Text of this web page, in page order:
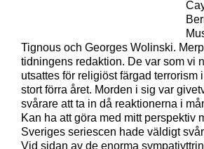
Tignous och Georges Wolinski.
tidningens redaktion. De var som vi
utsattes för religiöst färgad
stort förra året. Morden i sig var
svårare att ta in då reaktionerna i
Kan ha att göra med mitt perspektiv
Sveriges seriescen hade väldigt
Vid sidan av de enorma